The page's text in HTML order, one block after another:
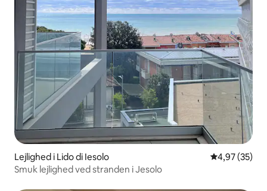
Lejlighed i Lido di Iesolo 4,97 ud af 5 i
4,97 (35)
Smuk lejlighed ved stranden i Jesolo